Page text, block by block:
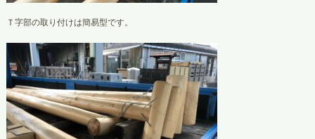
Ｔ字部の取り付けは簡易型です。